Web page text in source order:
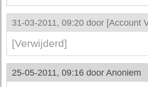
31-03-2011, 09:20 door [Account
[Verwijderd]
25-05-2011, 09:16 door Anoniem